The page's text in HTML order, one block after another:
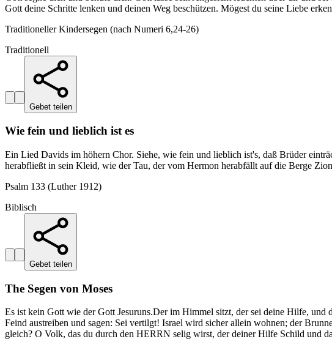
Gott deine Schritte lenken und deinen Weg beschützen. Mögest du seine Liebe
Traditioneller Kindersegen (nach Numeri 6,24-26)
Traditionell
Gebet teilen
Wie fein und lieblich ist es
Ein Lied Davids im höhern Chor. Siehe, wie fein und lieblich ist's, daß Brüder
herabfließt in sein Kleid, wie der Tau, der vom Hermon herabfällt auf die Berge
Psalm 133 (Luther 1912)
Biblisch
Gebet teilen
The Segen von Moses
Es ist kein Gott wie der Gott Jesuruns.Der im Himmel sitzt, der sei deine Hilfe,
Feind austreiben und sagen: Sei vertilgt! Israel wird sicher allein wohnen; der
gleich? O Volk, das du durch den HERRN selig wirst, der deiner Hilfe Schild und